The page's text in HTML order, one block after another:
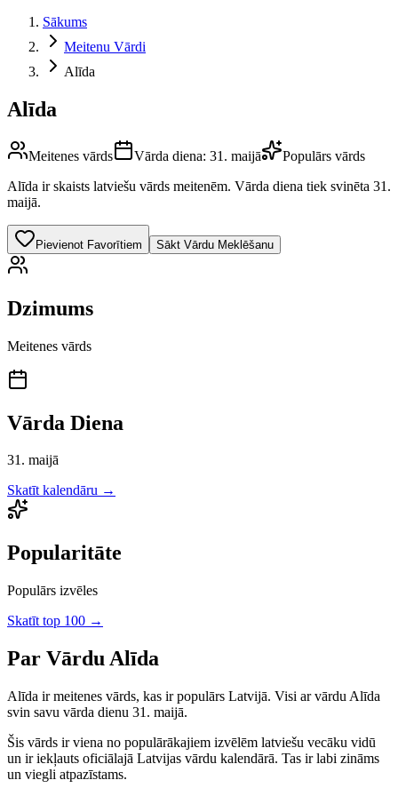
Sākums
Meitenu Vārdi
Alīda
Alīda
Meitenes vārds Vārda diena: 31. maijā
Populārs vārds
Alīda ir skaists latviešu vārds meitenēm. Vārda diena tiek svinēta 31.
maijā.
Pievienot Favorītiem Sākt Vārdu Meklēšanu
Dzimums
Meitenes vārds
Vārda Diena
31. maijā
Skatīt kalendāru →
Popularitāte
Populārs izvēles
Skatīt top 100 →
Par Vārdu Alīda
Alīda irmeitenes vārds, kas ir populārs Latvijā. Visi ar vārdu Alīda
svin savu vārda dienu 31. maijā.
Šis vārds ir viena no populārākajiem izvēlēm latviešu vecāku vidū
un ir iekļauts oficiālajā Latvijas vārdu kalendārā. Tas ir labi zināms
un viegli atpazīstams.